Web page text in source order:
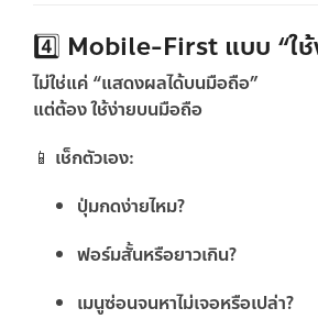
4️⃣ Mobile-First แบบ “ใช้
ไม่ใช่แค่ “แสดงผลได้บนมือถือ”
แต่ต้องใช้ง่ายบนมือถือ
📱 เช็กตัวเอง:
ปุ่มกดง่ายไหม?
ฟอร์มสั้นหรือยาวเกิน?
เมนูซ่อนจนหาไม่เจอหรือเปล่า?